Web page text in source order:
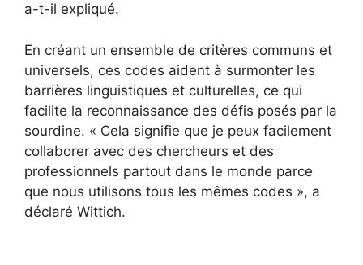
a-t-il expliqué.
En créant un ensemble de critères communs et
universels, ces codes aident à surmonter les
barrières linguistiques et culturelles, ce qui
facilite la reconnaissance des défis posés par la
sourdine. « Cela signifie que je peux facilement
collaborer avec des chercheurs et des
professionnels partout dans le monde parce
que nous utilisons tous les mêmes codes », a
déclaré Wittich.